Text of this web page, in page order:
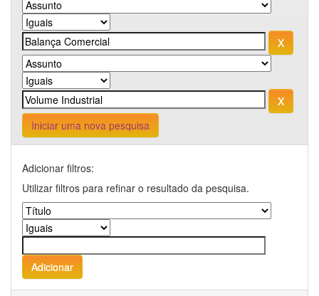
Iniciar uma nova pesquisa
Adicionar filtros:
Utilizar filtros para refinar o resultado da pesquisa.